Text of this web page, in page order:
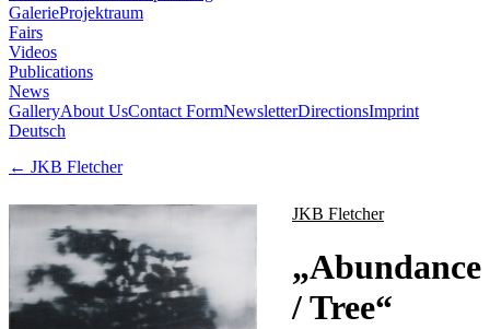
GalerieProjektraum
Fairs
Videos
Publications
News
GalleryAbout UsContact FormNewsletterDirectionsImprint
Deutsch
← JKB Fletcher
JKB Fletcher
„Abundance
/ Tree“